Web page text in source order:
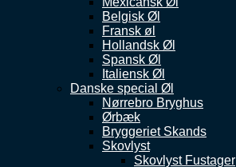
Belgisk Øl
Fransk øl
Hollandsk Øl
Spansk Øl
Italiensk Øl
Danske special Øl
Nørrebro Bryghus
Ørbæk
Bryggeriet Skands
Skovlyst
Skovlyst Fustager